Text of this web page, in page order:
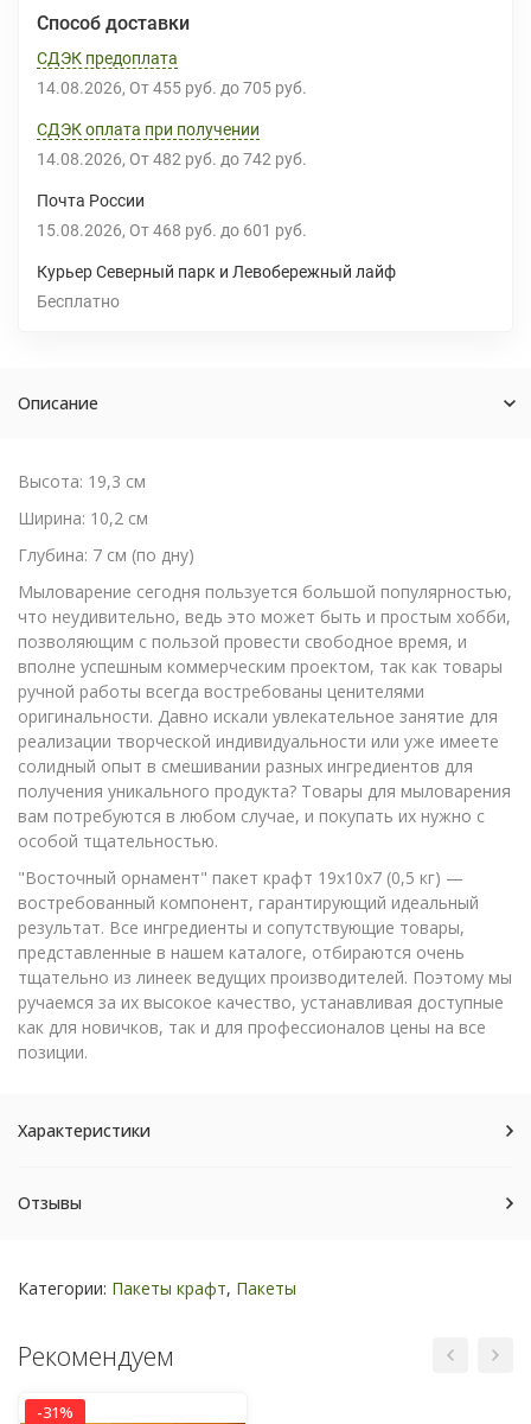
Способ доставки
СДЭК предоплата
14.08.2026 От 455 руб. до 705 руб.
СДЭК оплата при получении
14.08.2026 От 482 руб. до 742 руб.
Почта России
15.08.2026 От 468 руб. до 601 руб.
Курьер Северный парк и Левобережный лайф
Бесплатно
Описание
Высота: 19,3 см
Ширина: 10,2 см
Глубина: 7 см (по дну)
Мыловарение сегодня пользуется большой популярностью,
что неудивительно, ведь это может быть и простым хобби,
позволяющим с пользой провести свободное время, и
вполне успешным коммерческим проектом, так как товары
ручной работы всегда востребованы ценителями
оригинальности. Давно искали увлекательное занятие для
реализации творческой индивидуальности или уже имеете
солидный опыт в смешивании разных ингредиентов для
получения уникального продукта? Товары для мыловарения
вам потребуются в любом случае, и покупать их нужно с
особой тщательностью.
"Восточный орнамент" пакет крафт 19х10х7 (0,5 кг) —
востребованный компонент, гарантирующий идеальный
результат. Все ингредиенты и сопутствующие товары,
представленные в нашем каталоге, отбираются очень
тщательно из линеек ведущих производителей. Поэтому мы
ручаемся за их высокое качество, устанавливая доступные
как для новичков, так и для профессионалов цены на все
позиции.
Характеристики
Отзывы
Категории: Пакеты крафт, Пакеты
Рекомендуем
-31%